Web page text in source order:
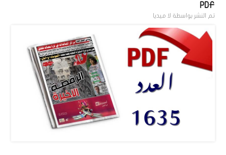
PDF
تم النشر بواسطة لا ميديا